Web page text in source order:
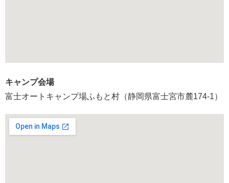
キャンプ会場
富士オートキャンプ場ふもと村（静岡県富士宮市麓174-1）